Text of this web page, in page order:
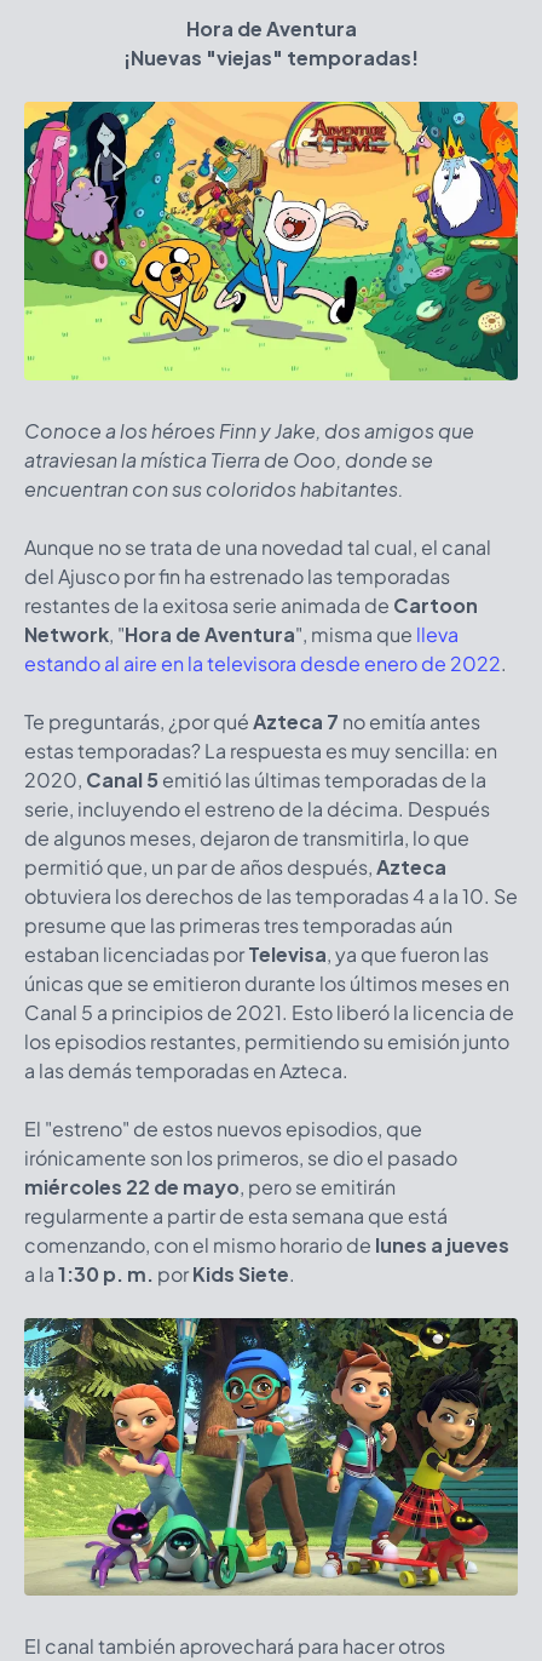
Hora de Aventura
¡Nuevas "viejas" temporadas!
Conoce a los héroes Finn y Jake, dos amigos que
atraviesan la mística Tierra de Ooo, donde se
encuentran con sus coloridos habitantes.
Aunque no se trata de una novedad tal cual, el canal
del Ajusco por fin ha estrenado las temporadas
restantes de la exitosa serie animada de Cartoon
Network, "Hora de Aventura", misma que lleva
estando al aire en la televisora desde enero de 2022.
Te preguntarás, ¿por quéAzteca 7 no emitía antes
estas temporadas? La respuesta es muy sencilla: en
2020, Canal 5 emitió las últimas temporadas de la
serie, incluyendo el estreno de la décima. Después
de algunos meses, dejaron de transmitirla, lo que
permitió que, un par de años después,Azteca
obtuviera los derechos de las temporadas 4 a la 10. Se
presume que las primeras tres temporadas aún
estaban licenciadas porTelevisa, ya que fueron las
únicas que se emitieron durante los últimos meses en
Canal 5 a principios de 2021. Esto liberó la licencia de
los episodios restantes, permitiendo su emisión junto
a las demás temporadas en Azteca.
El "estreno" de estos nuevos episodios, que
irónicamente son los primeros, se dio el pasado
miércoles 22 de mayo, pero se emitirán
regularmente a partir de esta semana que está
comenzando, con el mismo horario de lunes a jueves
a la1:30 p. m. porKids Siete.
El canal también aprovechará para hacer otros